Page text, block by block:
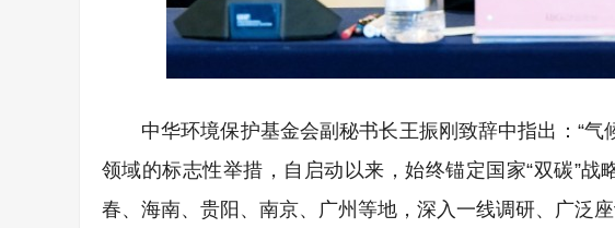
中华环境保护基金会副秘书长王振刚致辞中指出：“
领域的标志性举措，自启动以来，始终锚定国家“双碳”
春、海南、贵阳、南京、广州等地，深入一线调研、广泛